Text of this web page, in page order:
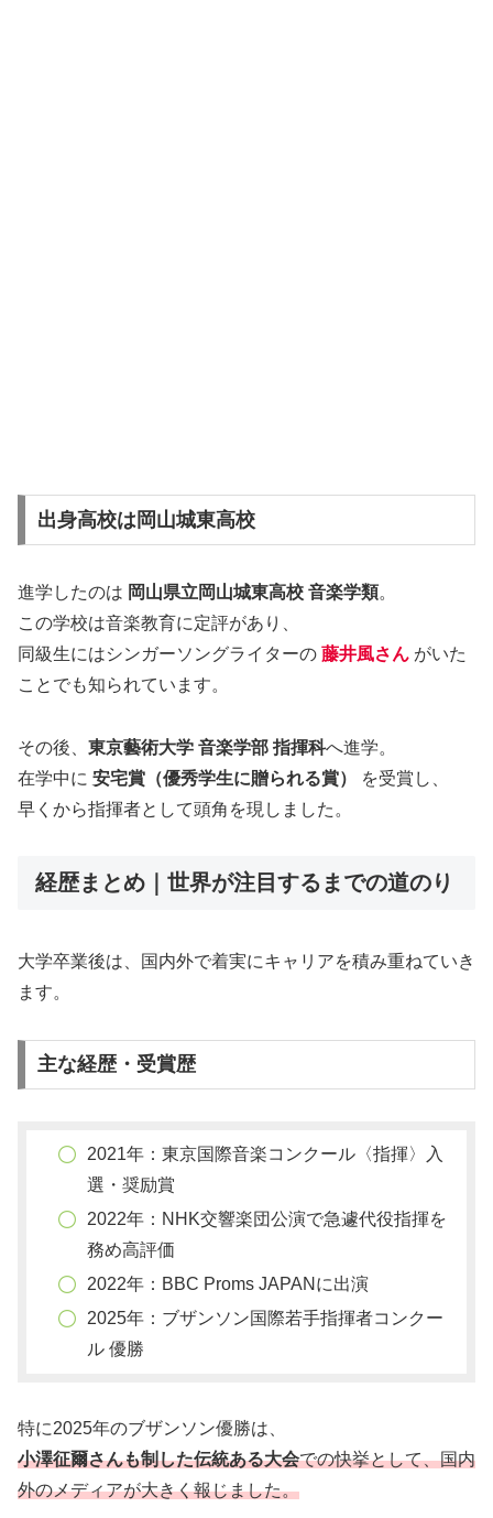
出身高校は岡山城東高校
進学したのは 岡山県立岡山城東高校 音楽学類。
この学校は音楽教育に定評があり、
同級生にはシンガーソングライターの 藤井風さん がいた
ことでも知られています。
その後、 東京藝術大学 音楽学部 指揮科へ進学。
在学中に 安宅賞（優秀学生に贈られる賞）
を受賞し、
早くから指揮者として頭角を現しました。
経歴まとめ｜世界が注目するまでの道のり
大学卒業後は、国内外で着実にキャリアを積み重ねていき
ます。
主な経歴・受賞歴
2021年：東京国際音楽コンクール〈指揮〉入
選・奨励賞
2022年：NHK交響楽団公演で急遽代役指揮を
務め高評価
2022年：BBC Proms JAPANに出演
2025年：ブザンソン国際若手指揮者コンクー
ル 優勝
特に2025年のブザンソン優勝は、
小澤征爾さんも制した伝統ある大会での快挙として、国内
外のメディアが大きく報じました。